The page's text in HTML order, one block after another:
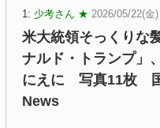
1: 少考さん ★ 2026/05/22(金
米大統領そっくりな
ナルド・トランプ」
にえに 写真11枚
News